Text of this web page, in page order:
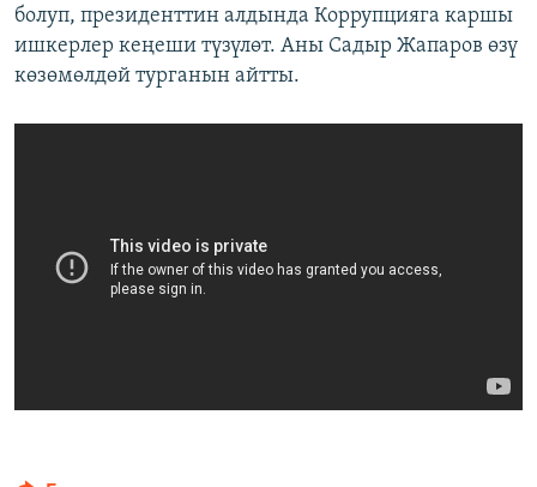
болуп, президенттин алдында Коррупцияга каршы
ишкерлер кеңеши түзүлөт. Аны Садыр Жапаров өзү
көзөмөлдөй турганын айтты.